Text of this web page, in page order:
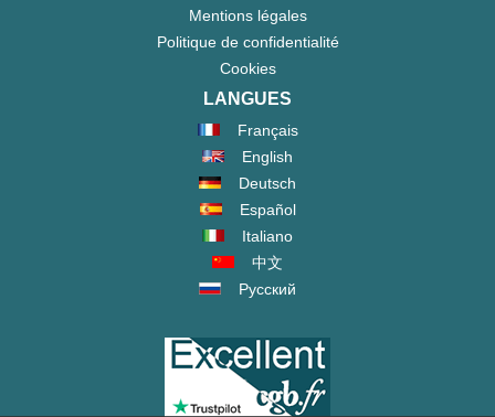
Mentions légales
Politique de confidentialité
Cookies
LANGUES
Français
English
Deutsch
Español
Italiano
中文
Русский